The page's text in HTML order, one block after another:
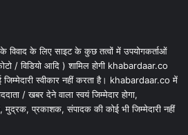
विवाद के लिए साइट के कुछ तत्वों में उपयोगकर्ताओं
/ विडियो आदि ) शामिल होगी khabardaar.co
स्वीकार नहीं करता है। khabardaar.co में
/ खबर देने वाला स्वयं जिम्मेदार होगा,
प्रकाशक, संपादक की कोई भी जिम्मेदारी नहीं